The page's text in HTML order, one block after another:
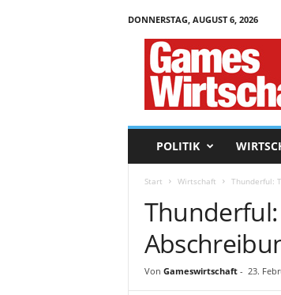
DONNERSTAG, AUGUST 6, 2026
POLITIK
Start Wirtschaft Thunderful:
Thunderful:
Von Gameswirtschaft- 23.